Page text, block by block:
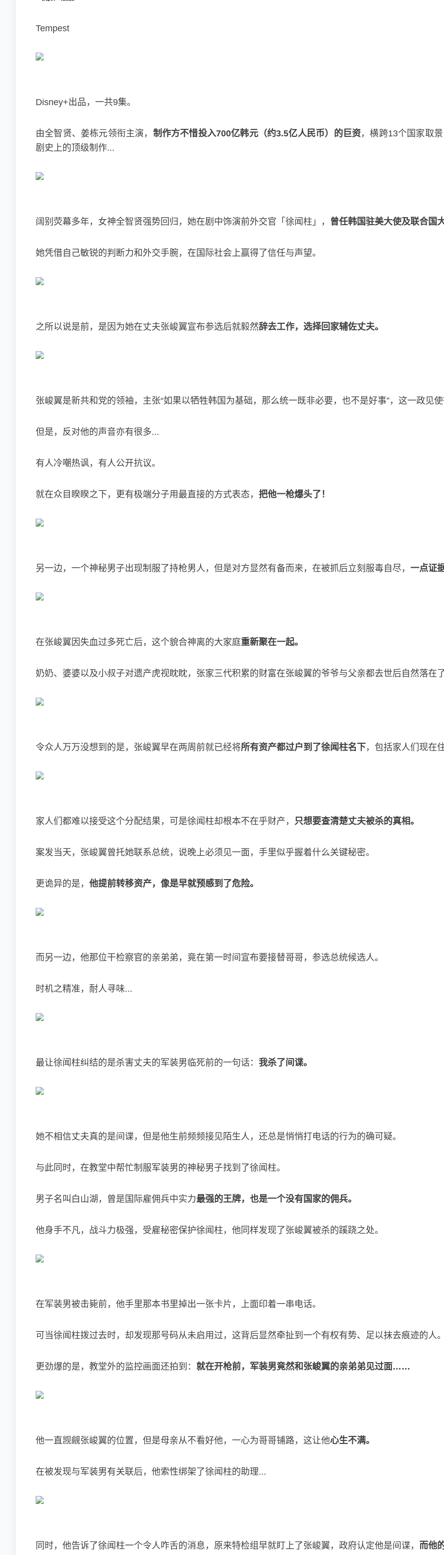
Tempest
Disney+出品，一共9集。
由全智贤、姜栋元领衔主演， 制作方不惜投入700亿韩元（约3.5亿人民币）的巨资，横跨13个国家取
剧史上的顶级制作...
阔别荧幕多年，女神全智贤强势回归，她在剧中饰演前外交官「徐闻柱」， 曾任韩国驻美大使及联合国大
她凭借自己敏锐的判断力和外交手腕，在国际社会上赢得了信任与声望。
之所以说是前，是因为她在丈夫张峻翼宣布参选后就毅然辞去工作，选择回家辅佐丈夫。
张峻翼是新共和党的领袖，主张“如果以牺牲韩国为基础，那么统一既非必要，也不是好事”，这一政见使
但是，反对他的声音亦有很多...
有人冷嘲热讽，有人公开抗议。
就在众目睽睽之下，更有极端分子用最直接的方式表态， 把他一枪爆头了！
另一边，一个神秘男子出现制服了持枪男人，但是对方显然有备而来，在被抓后立刻服毒自尽， 一点证
在张峻翼因失血过多死亡后，这个貌合神离的大家庭重新聚在一起。
奶奶、婆婆以及小叔子对遗产虎视眈眈，张家三代积累的财富在张峻翼的爷爷与父亲都去世后自然落在
令众人万万没想到的是，张峻翼早在两周前就已经将所有资产都过户到了徐闻柱名下 ，包括家人们现在
家人们都难以接受这个分配结果，可是徐闻柱却根本不在乎财产， 只想要查清楚丈夫被杀的真相。
案发当天，张峻翼曾托她联系总统，说晚上必须见一面，手里似乎握着什么关键秘密。
更诡异的是， 他提前转移资产，像是早就预感到了危险。
而另一边，他那位干检察官的亲弟弟，竟在第一时间宣布要接替哥哥，参选总统候选人。
时机之精准，耐人寻味...
最让徐闻柱纠结的是杀害丈夫的军装男临死前的一句话： 我杀了间谍。
她不相信丈夫真的是间谍，但是他生前频频接见陌生人，还总是悄悄打电话的行为的确可疑。
与此同时，在教堂中帮忙制服军装男的神秘男子找到了徐闻柱。
男子名叫白山湖，曾是国际雇佣兵中实力最强的王牌，也是一个没有国家的佣兵。
他身手不凡，战斗力极强，受雇秘密保护徐闻柱，他同样发现了张峻翼被杀的蹊跷之处。
在军装男被击毙前，他手里那本书里掉出一张卡片，上面印着一串电话。
可当徐闻柱拨过去时，却发现那号码从未启用过，这背后显然牵扯到一个有权有势、足以抹去痕迹的人。
更劲爆的是，教堂外的监控画面还拍到： 就在开枪前，军装男竟然和张峻翼的亲弟弟见过面……
他一直觊觎张峻翼的位置，但是母亲从不看好他，一心为哥哥铺路，这让他心生不满。
在被发现与军装男有关联后，他索性绑架了徐闻柱的助理...
同时，他告诉了徐闻柱一个令人咋舌的消息，原来特检组早就盯上了张峻翼，政府认定他是间谍， 而他